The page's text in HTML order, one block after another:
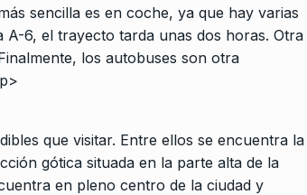
sencilla es en coche, ya que hay varias
A-6, el trayecto tarda unas dos horas. Otra
los autobuses son otra
que visitar. Entre ellos se encuentra la
gótica situada en la parte alta de la
en pleno centro de la ciudad y